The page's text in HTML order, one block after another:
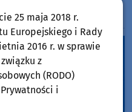
sobota"
25 maja 2018 r.
Europejskiego i Rady
2016 r. w sprawie
z
(RODO)
i